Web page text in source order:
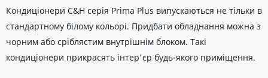
Кондиціонери C&H серія Prima Plus випускаються не тільки в
стандартному білому кольорі. Придбати обладнання можна з
чорним або сріблястим внутрішнім блоком. Такі
кондиціонери прикрасять інтер'єр будь-якого приміщення.